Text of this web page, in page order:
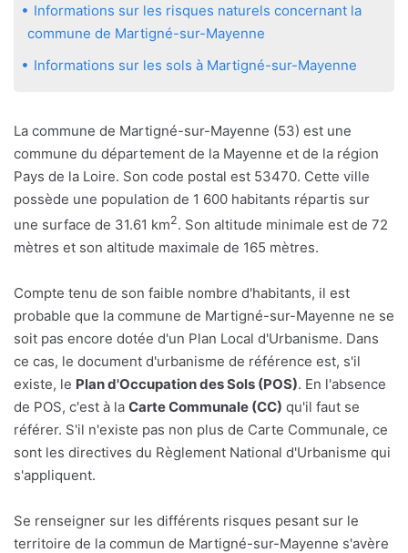
Informations sur les risques naturels concernant la
commune de Martigné-sur-Mayenne
Informations sur les sols à Martigné-sur-Mayenne
La commune de Martigné-sur-Mayenne (53) est une
commune du département de la Mayenne et de la région
Pays de la Loire. Son code postal est 53470. Cette ville
possède une population de 1 600 habitants répartis sur
une surface de 31.61 km2. Son altitude minimale est de 72
mètres et son altitude maximale de 165 mètres.
Compte tenu de son faible nombre d'habitants, il est
probable que la commune de Martigné-sur-Mayenne ne se
soit pas encore dotée d'un Plan Local d'Urbanisme. Dans
ce cas, le document d'urbanisme de référence est, s'il
existe, le Plan d'Occupation des Sols (POS). En l'absence
de POS, c'est à la Carte Communale (CC) qu'il faut se
référer. S'il n'existe pas non plus de Carte Communale, ce
sont les directives du Règlement National d'Urbanisme qui
s'appliquent.
Se renseigner sur les différents risques pesant sur le
territoire de la commun de Martigné-sur-Mayenne s'avère